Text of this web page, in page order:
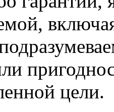
цели.